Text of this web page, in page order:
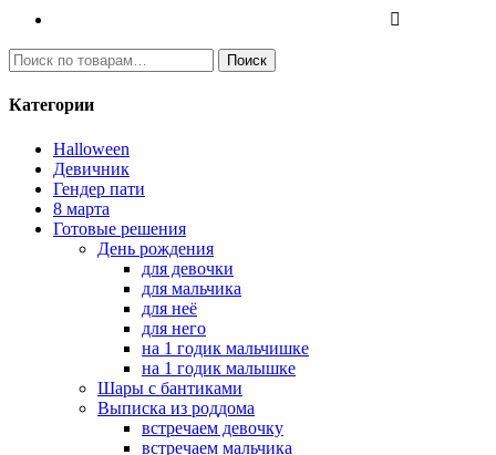
И
с
к
а
Поиск
Категории
Halloween
Девичник
Гендер пати
8 марта
Готовые решения
День рождения
для девочки
для мальчика
для неё
для него
на 1 годик мальчишке
на 1 годик малышке
Шары с бантиками
Выписка из роддома
встречаем девочку
встречаем мальчика